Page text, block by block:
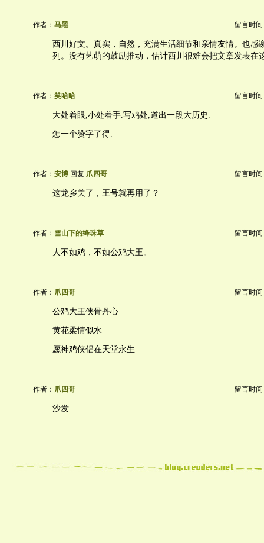
作者： 马黑 留言时间
西川好文。真实，自然，充满生活细节和亲情友情。也感
列。没有艺萌的鼓励推动，估计西川很难会把文章发表在
作者： 笑哈哈 留言时间
大处着眼,小处着手.写鸡处,道出一段大历史.
怎一个赞字了得.
作者： 安博 回复 爪四哥 留言时间
这龙乡关了，王号就再用了？
作者： 雪山下的绛珠草 留言时间
人不如鸡，不如公鸡大王。
作者： 爪四哥 留言时间
公鸡大王侠骨丹心
黄花柔情似水
愿神鸡侠侣在天堂永生
作者： 爪四哥 留言时间
沙发